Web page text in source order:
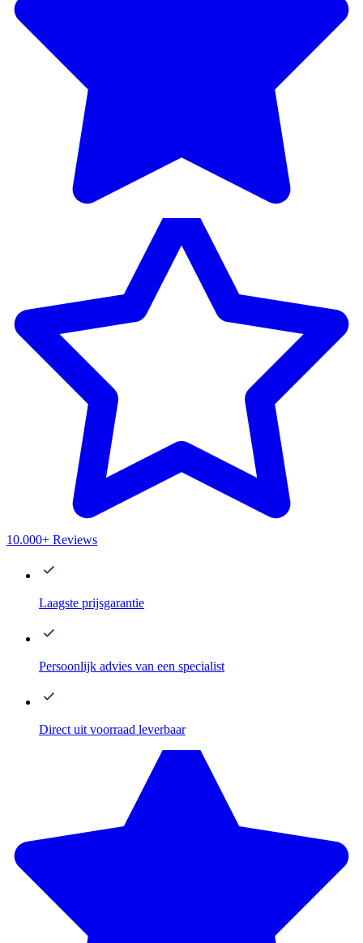
10.000+ Reviews
Laagste prijsgarantie
Persoonlijk advies van een specialist
Direct uit voorraad leverbaar